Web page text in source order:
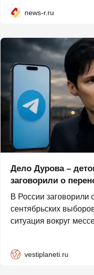
news-r.ru
Дело Дурова –
заговорили о
В России заговорили
сентябрьских
ситуация вокруг
vestiplaneti.ru